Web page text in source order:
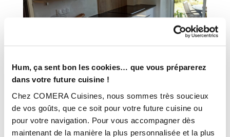
Hum, ça sent bon les cookies… que vous préparerez
dans votre future cuisine !
Chez COMERA Cuisines, nous sommes très soucieux
de vos goûts, que ce soit pour votre future cuisine ou
pour votre navigation. Pour vous accompagner dès
maintenant de la manière la plus personnalisée et la plus
INFORMATIONS